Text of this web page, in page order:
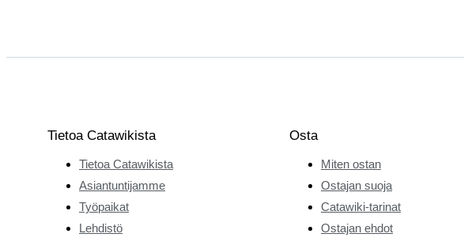
Tietoa Catawikista
Tietoa Catawikista
Asiantuntijamme
Työpaikat
Lehdistö
Osta
Miten ostan
Ostajan suoja
Catawiki-tarinat
Ostajan ehdot